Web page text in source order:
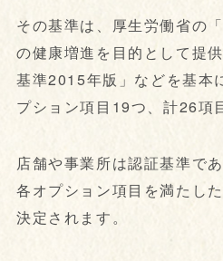
その基準は、厚生労働省の
の健康増進を目的として提
基準2015年版」などを基本
プション項目19つ、計26項
店舗や事業所は認証基準で
各オプション項目を満たし
決定されます。